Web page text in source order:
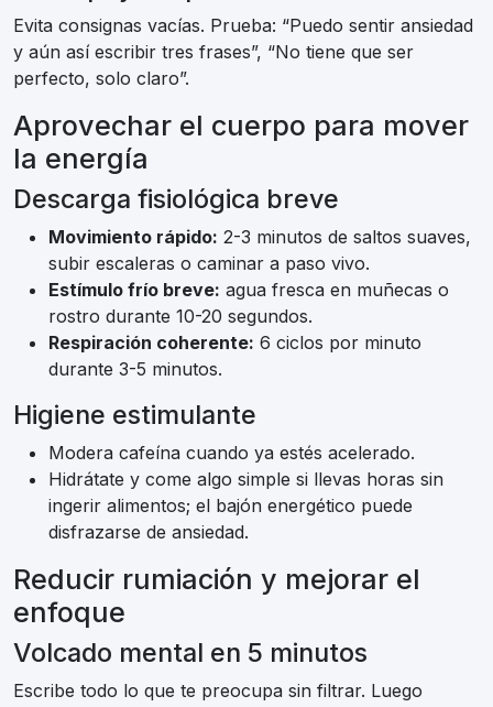
Evita consignas vacías. Prueba: “Puedo sentir ansiedad
y aún así escribir tres frases”, “No tiene que ser
perfecto, solo claro”.
Aprovechar el cuerpo para mover
la energía
Descarga fisiológica breve
Movimiento rápido: 2-3 minutos de saltos suaves,
subir escaleras o caminar a paso vivo.
Estímulo frío breve: agua fresca en muñecas o
rostro durante 10-20 segundos.
Respiración coherente: 6 ciclos por minuto
durante 3-5 minutos.
Higiene estimulante
Modera cafeína cuando ya estés acelerado.
Hidrátate y come algo simple si llevas horas sin
ingerir alimentos; el bajón energético puede
disfrazarse de ansiedad.
Reducir rumiación y mejorar el
enfoque
Volcado mental en 5 minutos
Escribe todo lo que te preocupa sin filtrar. Luego